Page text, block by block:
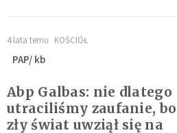
4 lata temu KOŚCIÓŁ
PAP/ kb
Abp Galbas: nie dlatego
utraciliśmy zaufanie, bo
zły świat uwziął się na